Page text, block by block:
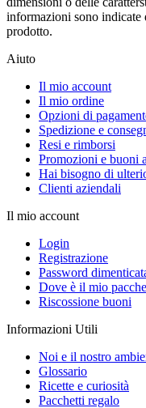
informazioni sono indicate
prodotto.
Aiuto
Il mio account
Il mio ordine
Opzioni di
Spedizione e
Resi e rimborsi
Promozioni e buoni
Hai bisogno di
Clienti aziendali
Il mio account
Login
Registrazione
Password
Dove è il mio
Riscossione buoni
Informazioni Utili
Noi e il nostro
Glossario
Ricette e curiosità
Pacchetti regalo